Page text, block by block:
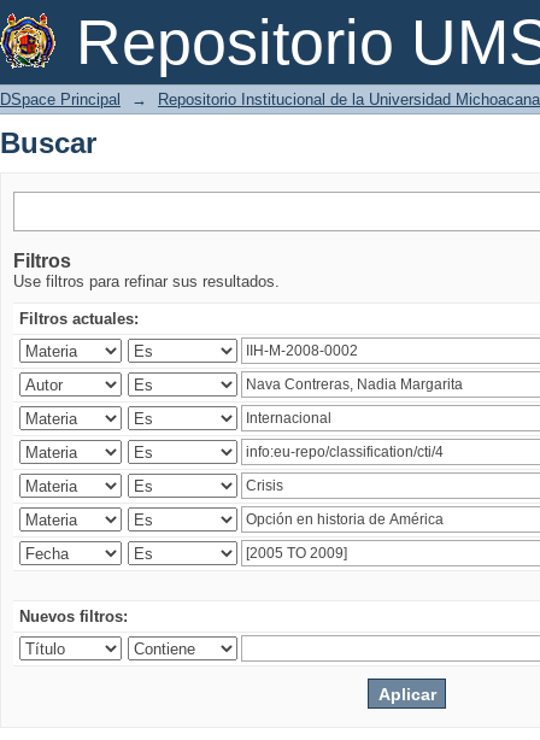
Repositorio
Buscar
DSpace Principal → Repositorio Institucional de la Universidad
Buscar
Filtros
Use filtros para refinar sus resultados.
Filtros actuales:
Nuevos filtros: